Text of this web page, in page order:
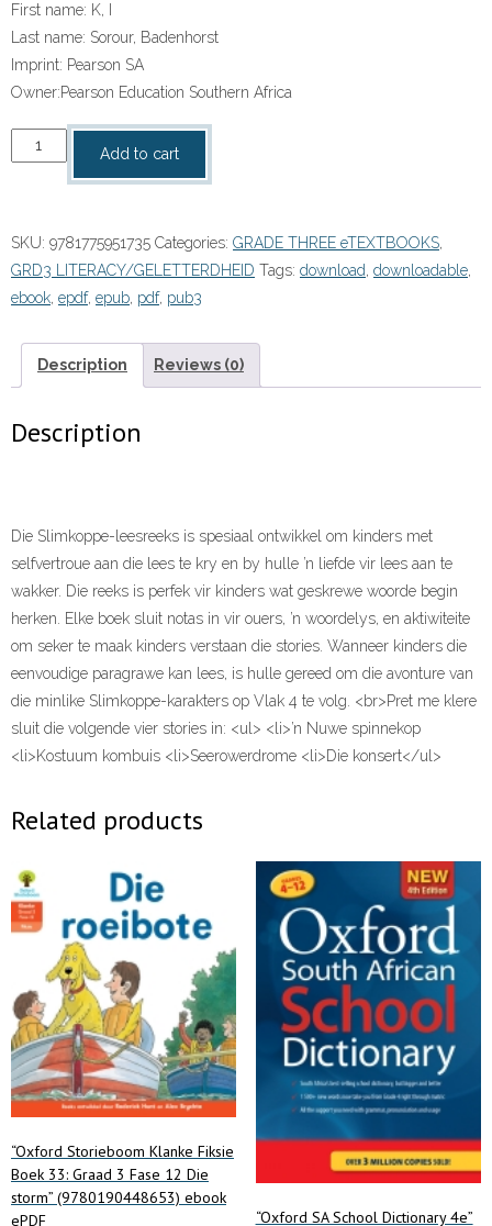
First name: K, I
Last name: Sorour, Badenhorst
Imprint: Pearson SA
Owner:Pearson Education Southern Africa
“Slimkoppe
Lees!
Boek
1:
Pret
klere
(eBoek)”
ePdf
Add to cart
SKU: 9781775951735 Categories: GRADE THREE eTEXTBOOKS
GRD3 LITERACY/GELETTERDHEID Tags: download downloadable
ebook epdf, epub pdf, pub3
Description Reviews (0)
Description
Die Slimkoppe-leesreeks is spesiaal ontwikkel om kinders met
selfvertroue aan die lees te kry en by hulle ’n liefde vir lees aan te
wakker. Die reeks is perfek vir kinders wat geskrewe woorde begin
herken. Elke boek sluit notas in vir ouers, ’n woordelys, en aktiwiteite
om seker te maak kinders verstaan die stories. Wanneer kinders die
eenvoudige paragrawe kan lees, is hulle gereed om die avonture van
die minlike Slimkoppe-karakters op Vlak 4 te volg. <br>Pret me klere
sluit die volgende vier stories in: <ul> <li>’n Nuwe spinnekop
<li>Kostuum kombuis <li>Seerowerdrome <li>Die konsert</ul>
Related products
“Oxford Storieboom Klanke Fiksie
Boek 33: Graad 3 Fase 12 Die
storm” (9780190448653) ebook
ePDF
“Oxford SA School Dictionary 4e”